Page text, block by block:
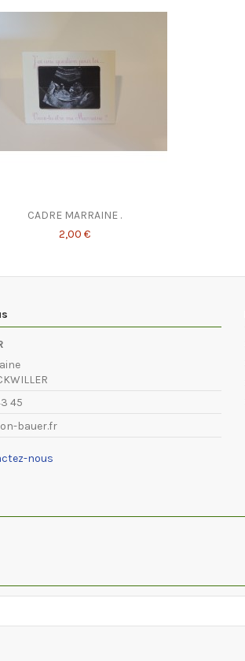
CADRE MARRAINE .
2,00 €
45
bauer.fr
nous